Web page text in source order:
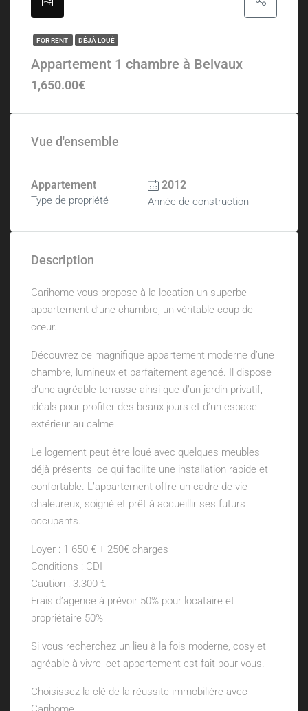
FOR RENT DÉJÀ LOUÉ
Appartement 1 chambre à Belvaux
1,650.00€
Vue d'ensemble
Appartement
Type de propriété
2012
Année de construction
Description
Carihome vous propose à la location un superbe
appartement d’une chambre, un véritable coup de
cœur.
Découvrez ce magnifique appartement moderne d’une
chambre, lumineux et parfaitement agencé. Il dispose
d’une agréable terrasse ainsi que d’un jardin privatif,
idéals pour profiter des beaux jours et d’un espace
extérieur au calme.
Le logement peut être loué avec quelques meubles
déjà présents, ce qui facilite une installation rapide et
confortable. L’appartement offre un cadre de vie
chaleureux, soigné et prêt à accueillir ses futurs
occupants.
Loyer : 1 650 € + 250€ charges
Conditions : CDI
Caution : 3.300 €
Frais d’agence à prévoir 50% pour locataire et
propriétaire 50%
Si vous recherchez un lieu à la fois moderne, cosy et
agréable à vivre, cet appartement est fait pour vous.
Choisissez la clé de la réussite immobilière avec